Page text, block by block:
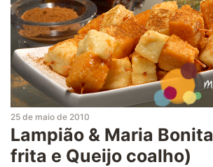
25 de maio de 2010
Lampião & Maria
frita e Queijo coalho)